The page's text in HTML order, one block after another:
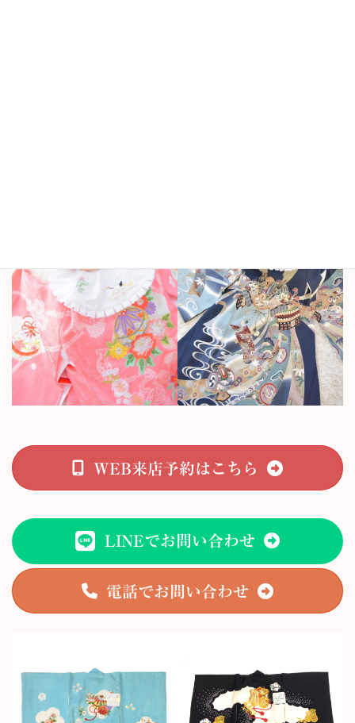
WEB来店予約はこちら
LINEでお問い合わせ
電話でお問い合わせ